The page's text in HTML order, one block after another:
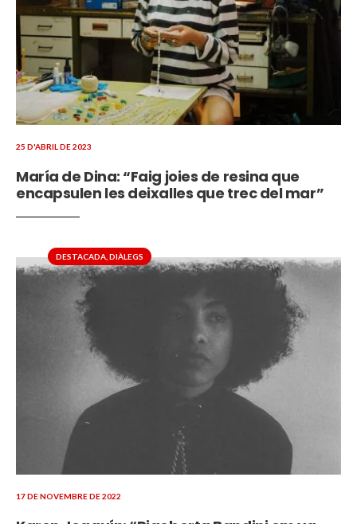
25 D'ABRIL DE 2023
María de Dina: “Faig joies de resina que
encapsulen les deixalles que trec del mar”
DESTACADA DIÀLEGS
17 DE NOVEMBRE DE 2022